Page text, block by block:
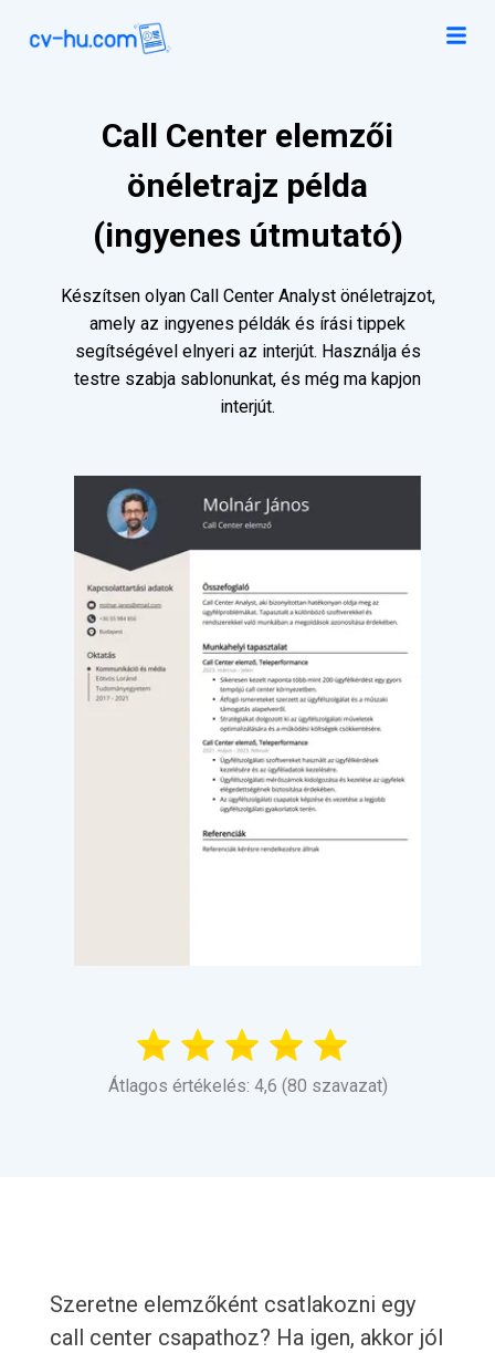
Call Center elemzői
önéletrajz példa
(ingyenes útmutató)
Készítsen olyan Call Center Analyst önéletrajzot,
amely az ingyenes példák és írási tippek
segítségével elnyeri az interjút. Használja és
testre szabja sablonunkat, és még ma kapjon
interjút.
Átlagos értékelés: 4,6 (80 szavazat)
Szeretne elemzőként csatlakozni egy
call center csapathoz? Ha igen, akkor jól